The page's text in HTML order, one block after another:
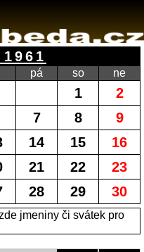
1961
pá so
ne
1 2
7 8 9
14 15 16
21 22 23
28 29 30
jmeniny či svátek pro